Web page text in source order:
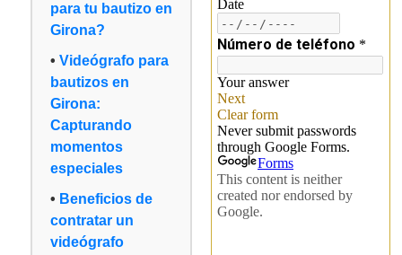
para tu bautizo en
Girona?
Videógrafo para
bautizos en
Girona:
Capturando
momentos
especiales
Beneficios de
contratar un
videógrafo